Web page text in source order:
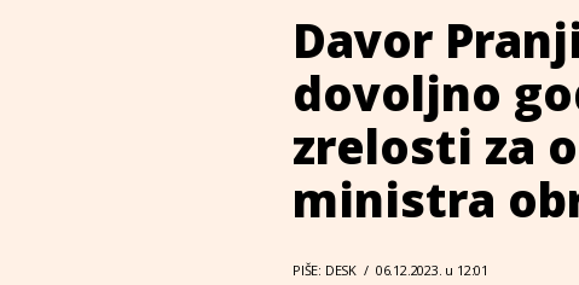
Davor
dovoljno
zrelosti za
ministra
PIŠE: DESK / 06.12.2023. u 12:01